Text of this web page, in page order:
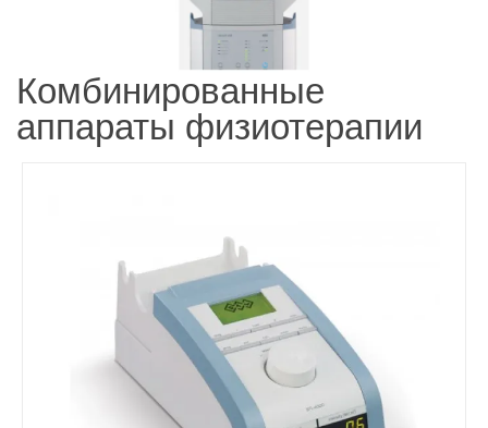
Комбинированные
аппараты физиотерапии